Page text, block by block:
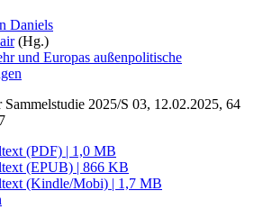
Daniels
(Hg.)
und Europas außenpolitische
Sammelstudie 2025/S 03, 12.02.2025, 64
(PDF) | 1,0 MB
(EPUB) | 866 KB
(Kindle/Mobi) | 1,7 MB